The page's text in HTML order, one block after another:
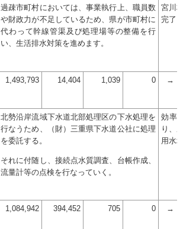
過疎市町村においては、事業執行上、職員数
や財政力が不足しているため、県が市町村に
代わって幹線管渠及び処理場等の整備を行
い、生活排水対策を進めます。
宮川
完了
1,493,793 14,404 1,039 0 →
北勢沿岸流域下水道北部処理区の下水処理を
行なうため、（財）三重県下水道公社に処理
を委託する。
それに付随し、接続点水質調査、台帳作成、
流量計等の点検を行なっていく。
効率
り、
用水
1,084,942 394,452 705 0 →